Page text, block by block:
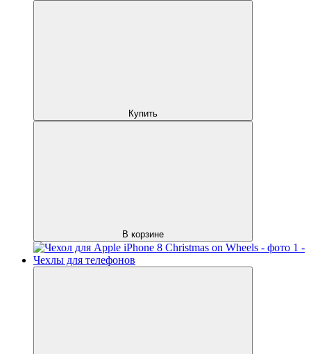
Купить
В корзине